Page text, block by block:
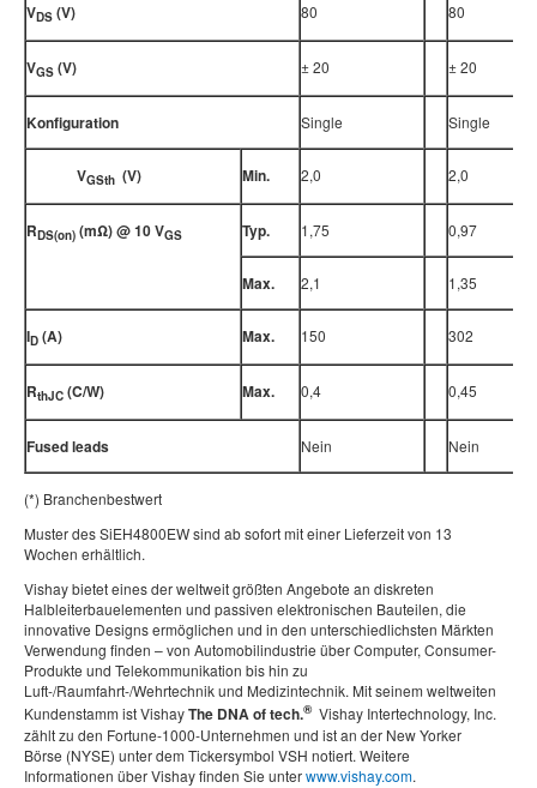
VDS (V) 80 80
VGS (V) ± 20 ± 20
Konfiguration Single Single
VGSth (V) Min. 2,0 2,0
RDS(on) (mΩ) @ 10 VGS Typ. 1,75 0,97
Max. 2,1 1,35
ID (A) Max. 150 302
RthJC (C/W) Max. 0,4 0,45
Fused leads Nein Nein
(*) Branchenbestwert
Muster des SiEH4800EW sind ab sofort mit einer Lieferzeit von 13
Wochen erhältlich.
Vishay bietet eines der weltweit größten Angebote an diskreten
Halbleiterbauelementen und passiven elektronischen Bauteilen, die
innovative Designs ermöglichen und in den unterschiedlichsten Märkten
Verwendung finden – von Automobilindustrie über Computer, Consumer-
Produkte und Telekommunikation bis hin zu
Luft-/Raumfahrt-/Wehrtechnik und Medizintechnik. Mit seinem weltweiten
Kundenstamm ist VishayThe DNA of tech.® Vishay Intertechnology, Inc.
zählt zu den Fortune-1000-Unternehmen und ist an der New Yorker
Börse (NYSE) unter dem Tickersymbol VSH notiert. Weitere
Informationen über Vishay finden Sie unterwww.vishay.com.